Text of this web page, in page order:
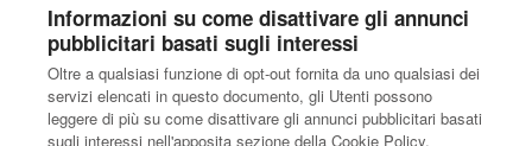
Informazioni su come disattivare gli annunci
pubblicitari basati sugli interessi
Oltre a qualsiasi funzione di opt-out fornita da uno qualsiasi dei
servizi elencati in questo documento, gli Utenti possono
leggere di più su come disattivare gli annunci pubblicitari basati
sugli interessi nell'apposita sezione della Cookie Policy.